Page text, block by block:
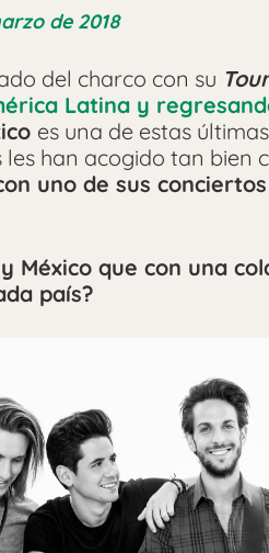
de 2018
del charco con su
Latina y
es una de estas
han acogido tan bien
uno de sus
México que con una
país?